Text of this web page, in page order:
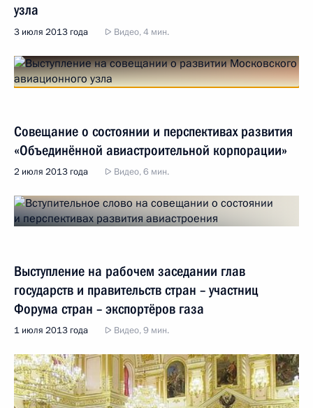
узла
3 июля 2013 года Видео, 4 мин.
Совещание о состоянии и перспективах развития
«Объединённой авиастроительной корпорации»
2 июля 2013 года Видео, 6 мин.
Выступление на рабочем заседании глав
государств и правительств стран – участниц
Форума стран – экспортёров газа
1 июля 2013 года Видео, 9 мин.